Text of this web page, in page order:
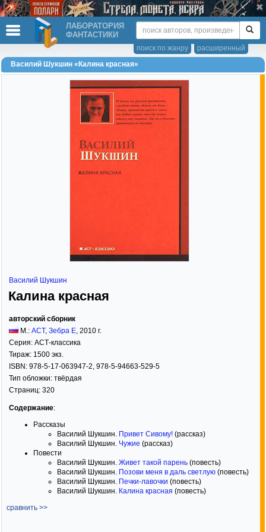
ЛАБОРАТОРИЯ
ФАНТАСТИКИ
расширенный
поиск по жанру
Василий Шукшин «Калина красная»
Василий Шукшин
Калина красная
авторский сборник
М.: АСТ, Зебра Е, 2010 г.
Серия: АСТ-классика
Тираж: 1500 экз.
ISBN: 978-5-17-063947-2, 978-5-94663-529-5
Тип обложки: твёрдая
Страниц: 320
Содержание:
Рассказы
Василий Шукшин. Привет Сивому! (рассказ)
Василий Шукшин. Чужие (рассказ)
Повести
Василий Шукшин. Живет такой парень (повесть)
Василий Шукшин. Позови меня в даль светлую (повесть)
Василий Шукшин. Печки-лавочки (повесть)
Василий Шукшин. Калина красная (повесть)
сравнить >>